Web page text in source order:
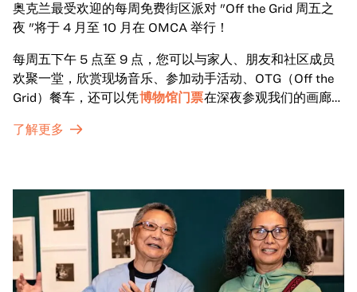
奥克兰最受欢迎的每周免费街区派对 "Off the Grid 周五之
夜 "将于 4 月至 10 月在 OMCA 举行！
每周五下午 5 点至 9 点，您可以与家人、朋友和社区成员
欢聚一堂，欣赏现场音乐、参加动手活动、OTG（Off the
Grid）餐车，还可以凭博物馆门票在深夜参观我们的画廊和
了解更多